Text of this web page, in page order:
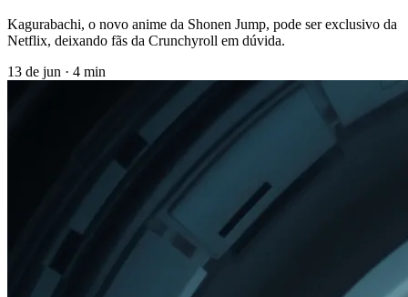
Kagurabachi, o novo anime da Shonen Jump, pode ser exclusivo da
Netflix, deixando fãs da Crunchyroll em dúvida.
13 de jun · 4 min